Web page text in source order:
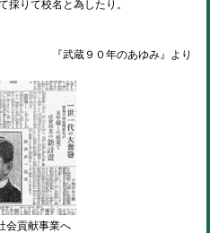
採りて校名と為したり。
『武蔵９０年のあゆみ』より
会貢献事業へ